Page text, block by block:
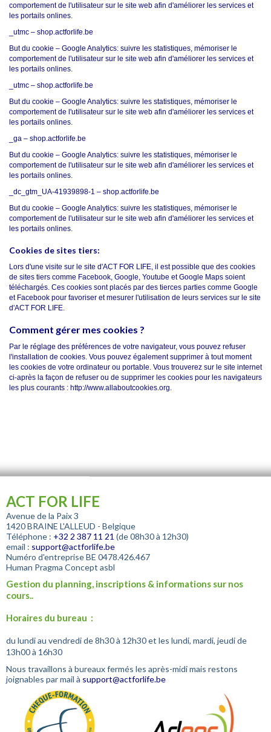
comportement de l'utilisateur sur le site web afin d'améliorer les services et
les portails onlines.
_utmc – shop.actforlife.be
But du cookie – Google Analytics: suivre les statistiques, mémoriser le
comportement de l'utilisateur sur le site web afin d'améliorer les services et
les portails onlines.
_utmc – shop.actforlife.be
But du cookie – Google Analytics: suivre les statistiques, mémoriser le
comportement de l'utilisateur sur le site web afin d'améliorer les services et
les portails onlines.
_ga – shop.actforlife.be
But du cookie – Google Analytics: suivre les statistiques, mémoriser le
comportement de l'utilisateur sur le site web afin d'améliorer les services et
les portails onlines.
_dc_gtm_UA-41939898-1 – shop.actforlife.be
But du cookie – Google Analytics: suivre les statistiques, mémoriser le
comportement de l'utilisateur sur le site web afin d'améliorer les services et
les portails onlines.
Cookies de sites tiers:
Lors d'une visite sur le site d'ACT FOR LIFE, il est possible que des cookies
de sites tiers comme Facebook, Google, Youtube et Google Maps soient
téléchargés. Ces cookies sont placés par des tierces parties comme Google
et Facebook pour favoriser et mesurer l'utilisation de leurs services sur le site
d'ACT FOR LIFE.
Comment gérer mes cookies ?
Par le réglage des préférences de votre navigateur, vous pouvez refuser
l'installation de cookies. Vous pouvez également supprimer à tout moment
les cookies de votre ordinateur ou portable. Vous trouverez sur le site internet
ci-après la façon de refuser ou de supprimer les cookies pour les navigateurs
les plus courants : http://www.allaboutcookies.org.
ACT FOR LIFE
Avenue de la Paix 3
1420 BRAINE L'ALLEUD - Belgique
Téléphone : +32 2 387 11 21 (de 08h30 à 12h30)
email : support@actforlife.be
Numéro d'entrepriseBE 0478.426.467
Human Pragma Concept asbl
Gestion du planning, inscriptions & informations sur nos
cours..
Horaires du bureau :
du lundi au vendredi de 8h30 à 12h30 et les lundi, mardi, jeudi de
13h00 à 16h30
Nous travaillons à bureaux fermés les après-midi mais restons
joignables par mail à support@actforlife.be